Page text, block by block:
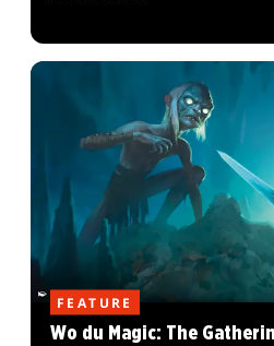
FEATURE
Wo du Magic: The